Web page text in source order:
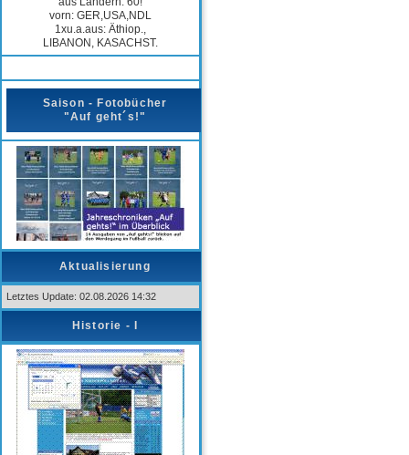
vorn: GER,USA,NDL
1xu.a.aus: Äthiop.,
LIBANON, KASACHST.
Saison - Fotobücher
"Auf geht´s!"
Aktualisierung
Letztes Update: 02.08.2026 14:32
Historie - I